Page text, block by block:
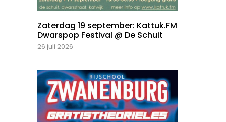
Zaterdag 19 september: Kattuk.FM
Dwarspop Festival @ De Schuit
26 juli 2026